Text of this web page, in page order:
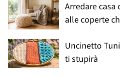
Arredare
alle coperte
Uncinetto
ti stupirà